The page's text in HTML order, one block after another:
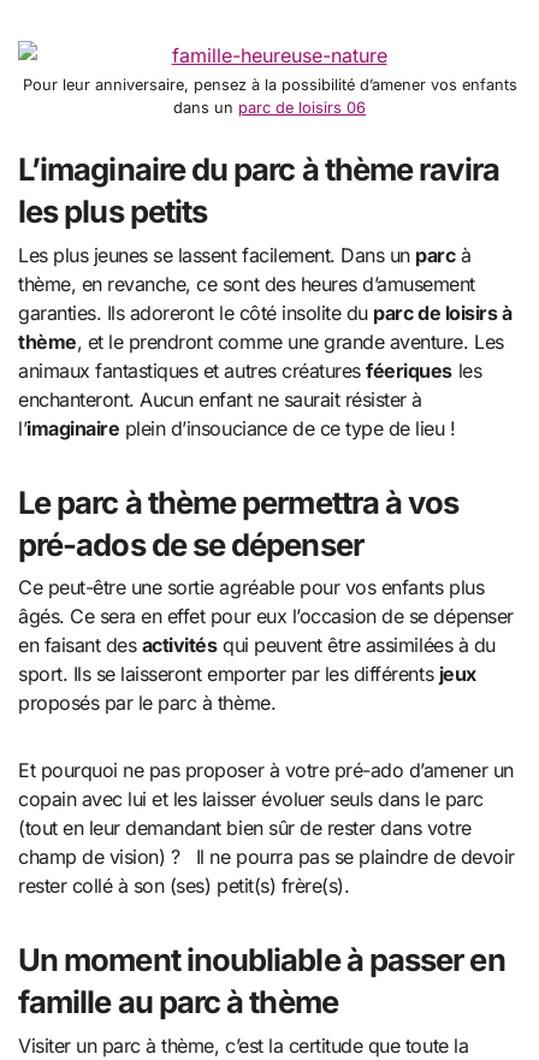
Pour leur anniversaire, pensez à la possibilité d’amener vos enfants
dans un parc de loisirs 06
L’imaginaire du parc à thème ravira
les plus petits
Les plus jeunes se lassent facilement. Dans un parcà
thème, en revanche, ce sont des heures d’amusement
garanties. Ils adoreront le côté insolite du parc de loisirs à
thème, et le prendront comme une grande aventure. Les
animaux fantastiques et autres créaturesféeriques les
enchanteront. Aucun enfant ne saurait résister à
l’imaginaire plein d’insouciance de ce type de lieu !
Le parc à thème permettra à vos
pré-ados de se dépenser
Ce peut-être une sortie agréable pour vos enfants plus
âgés. Ce sera en effet pour eux l’occasion de se dépenser
en faisant des activitésqui peuvent être assimilées à du
sport. Ils se laisseront emporter par les différents jeux
proposés par le parc à thème.
Et pourquoi ne pas proposer à votre pré-ado d’amener un
copain avec lui et les laisser évoluer seuls dans le parc
(tout en leur demandant bien sûr de rester dans votre
champ de vision) ? Il ne pourra pas se plaindre de devoir
rester collé à son (ses) petit(s) frère(s).
Un moment inoubliable à passer en
famille au parc à thème
Visiter un parc à thème, c’est la certitude que toute la